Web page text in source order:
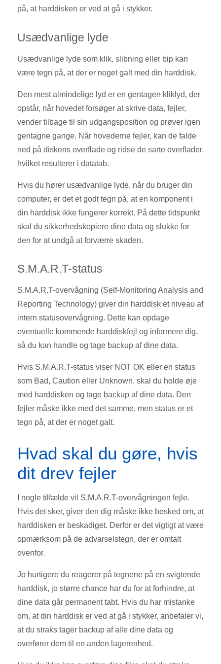
på, at harddisken er ved at gå i stykker.
Usædvanlige lyde
Usædvanlige lyde som klik, slibning eller bip kan
være tegn på, at der er noget galt med din harddisk.
Den mest almindelige lyd er en gentagen kliklyd, der
opstår, når hovedet forsøger at skrive data, fejler,
vender tilbage til sin udgangsposition og prøver igen
gentagne gange. Når hovederne fejler, kan de falde
ned på diskens overflade og ridse de sarte overflader,
hvilket resulterer i datatab.
Hvis du hører usædvanlige lyde, når du bruger din
computer, er det et godt tegn på, at en komponent i
din harddisk ikke fungerer korrekt. På dette tidspunkt
skal du sikkerhedskopiere dine data og slukke for
den for at undgå at forværre skaden.
S.M.A.R.T-status
S.M.A.R.T-overvågning (Self-Monitoring Analysis and
Reporting Technology) giver din harddisk et niveau af
intern statusovervågning. Dette kan opdage
eventuelle kommende harddiskfejl og informere dig,
så du kan handle og tage backup af dine data.
Hvis S.M.A.R.T-status viser NOT OK eller en status
som Bad, Caution eller Unknown, skal du holde øje
med harddisken og tage backup af dine data. Den
fejler måske ikke med det samme, men status er et
tegn på, at der er noget galt.
Hvad skal du gøre, hvis
dit drev fejler
I nogle tilfælde vil S.M.A.R.T-overvågningen fejle.
Hvis det sker, giver den dig måske ikke besked om, at
harddisken er beskadiget. Derfor er det vigtigt at være
opmærksom på de advarselstegn, der er omtalt
ovenfor.
Jo hurtigere du reagerer på tegnene på en svigtende
harddisk, jo større chance har du for at forhindre, at
dine data går permanent tabt. Hvis du har mistanke
om, at din harddisk er ved at gå i stykker, anbefaler vi,
at du straks tager backup af alle dine data og
overfører dem til en anden lagerenhed.